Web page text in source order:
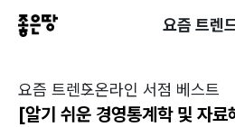
요즘 트렌
요즘 트렌드온라인 서점 베스트
[알기 쉬운 경영통계학 및 자료